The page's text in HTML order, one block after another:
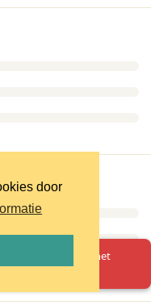
door
pagina en probeer het